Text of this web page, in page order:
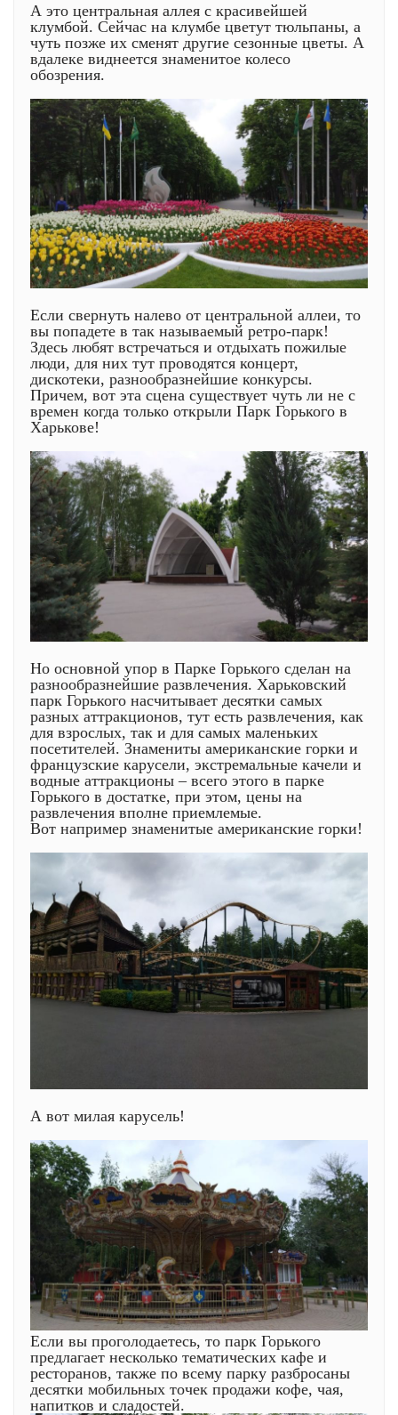
А это центральная аллея с красивейшей
клумбой. Сейчас на клумбе цветут тюльпаны, а
чуть позже их сменят другие сезонные цветы. А
вдалеке виднеется знаменитое колесо
обозрения.
Если свернуть налево от центральной аллеи, то
вы попадете в так называемый ретро-парк!
Здесь любят встречаться и отдыхать пожилые
люди, для них тут проводятся концерт,
дискотеки, разнообразнейшие конкурсы.
Причем, вот эта сцена существует чуть ли не с
времен когда только открыли Парк Горького в
Харькове!
Но основной упор в Парке Горького сделан на
разнообразнейшие развлечения. Харьковский
парк Горького насчитывает десятки самых
разных аттракционов, тут есть развлечения, как
для взрослых, так и для самых маленьких
посетителей. Знамениты американские горки и
французские карусели, экстремальные качели и
водные аттракционы – всего этого в парке
Горького в достатке, при этом, цены на
развлечения вполне приемлемые.
Вот например знаменитые американские горки!
А вот милая карусель!
Если вы проголодаетесь, то парк Горького
предлагает несколько тематических кафе и
ресторанов, также по всему парку разбросаны
десятки мобильных точек продажи кофе, чая,
напитков и сладостей.